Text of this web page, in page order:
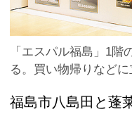
「エスパル福島」1階
る。買い物帰りなど
福島市八島田と蓬